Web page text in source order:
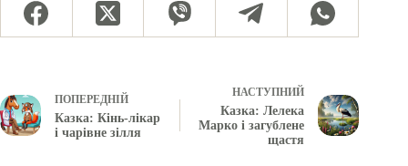
ПОПЕРЕДНІЙ
Казка: Кінь-лікар
і чарівне зілля
НАСТУПНИЙ
Казка: Лелека
Марко і загублене
щастя